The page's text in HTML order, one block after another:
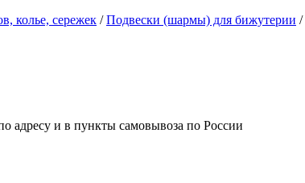
колье, сережек /Подвески (шармы) для бижутерии /
адресу и в пункты самовывоза по России